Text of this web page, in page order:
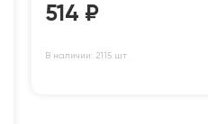
514 ₽
В наличии: 2115 шт